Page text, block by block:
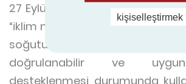
27 Eylül 2026 tarihinden itibaren
“iklim nötr”, “çevre dostu” veya
soğutucu” gibi ifadeler,
doğrulanabilir ve
desteklenmesi durumunda
kişiselleştirmek